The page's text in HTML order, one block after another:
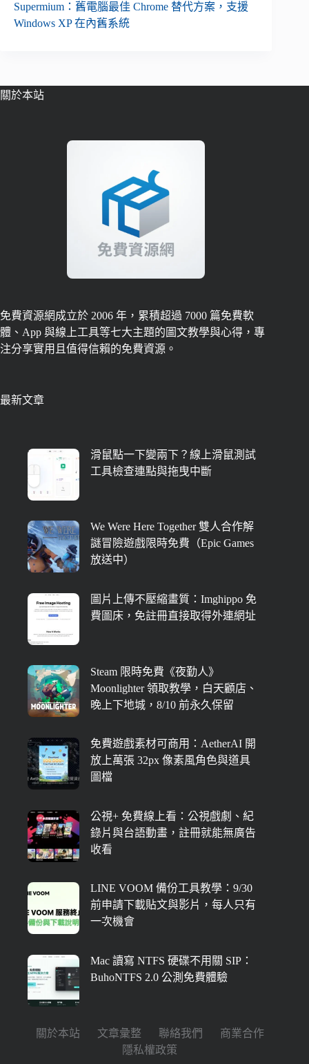
Supermium：舊電腦最佳 Chrome 替代方案，支援
Windows XP 在內舊系統
關於本站
免費資源網成立於 2006 年，累積超過 7000 篇免費軟
體、App 與線上工具等七大主題的圖文教學與心得，專
注分享實用且值得信賴的免費資源。
最新文章
滑鼠點一下變兩下？線上滑鼠測試
工具檢查連點與拖曳中斷
We Were Here Together 雙人合作解
謎冒險遊戲限時免費（Epic Games
放送中）
圖片上傳不壓縮畫質：Imghippo 免
費圖床，免註冊直接取得外連網址
Steam 限時免費《夜勤人》
Moonlighter 領取教學，白天顧店、
晚上下地城，8/10 前永久保留
免費遊戲素材可商用：AetherAI 開
放上萬張 32px 像素風角色與道具
圖檔
公視+ 免費線上看：公視戲劇、紀
錄片與台語動畫，註冊就能無廣告
收看
LINE VOOM 備份工具教學：9/30
前申請下載貼文與影片，每人只有
一次機會
Mac 讀寫 NTFS 硬碟不用關 SIP：
BuhoNTFS 2.0 公測免費體驗
關於本站 文章彙整 聯絡我們
商業合作
隱私權政策